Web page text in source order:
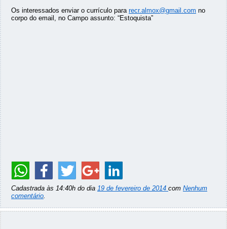
Os interessados enviar o currículo para recr.almox@gmail.com no
corpo do email, no Campo assunto: “Estoquista”
Cadastrada às 14:40h do dia 19 de fevereiro de 2014 com Nenhum
comentário.